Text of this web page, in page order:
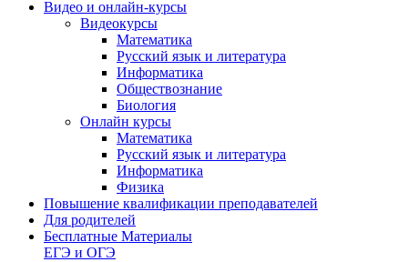
Видео и онлайн-курсы
Видеокурсы
Математика
Русский язык и литература
Информатика
Обществознание
Биология
Онлайн курсы
Математика
Русский язык и литература
Информатика
Физика
Повышение квалификации преподавателей
Для родителей
Бесплатные Материалы
ЕГЭ и ОГЭ